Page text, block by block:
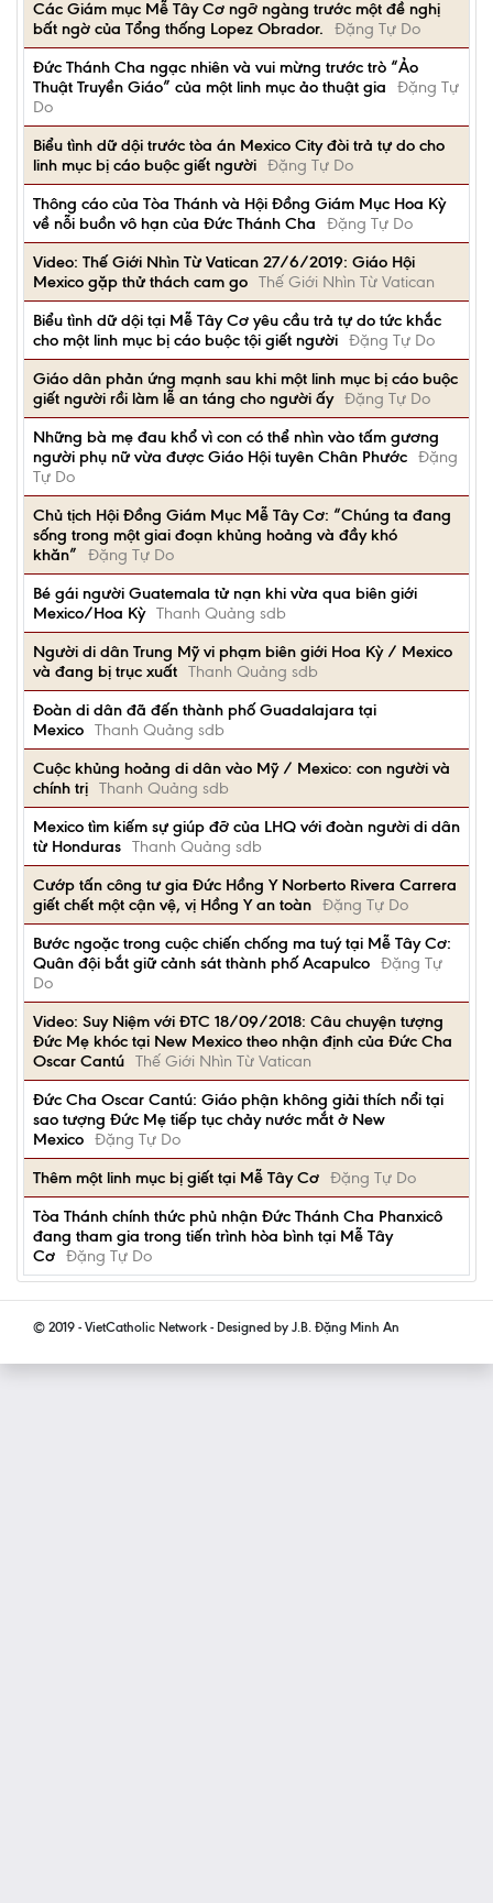
Các Giám mục Mễ Tây Cơ ngỡ ngàng trước một đề nghị
bất ngờ của Tổng thống Lopez Obrador.
Đặng Tự Do
Đức Thánh Cha ngạc nhiên và vui mừng trước trò “Ảo
Thuật Truyền Giáo” của một linh mục ảo thuật gia
Đặng Tự
Do
Biểu tình dữ dội trước tòa án Mexico City đòi trả tự do cho
linh mục bị cáo buộc giết người Đặng Tự Do
Thông cáo của Tòa Thánh và Hội Đồng Giám Mục Hoa Kỳ
về nỗi buồn vô hạn của Đức Thánh Cha
Đặng Tự Do
Video: Thế Giới Nhìn Từ Vatican 27/6/2019: Giáo Hội
Mexico gặp thử thách cam go Thế Giới Nhìn Từ Vatican
Biểu tình dữ dội tại Mễ Tây Cơ yêu cầu trả tự do tức khắc
cho một linh mục bị cáo buộc tội giết người Đặng Tự Do
Giáo dân phản ứng mạnh sau khi một linh mục bị cáo buộc
giết người rồi làm lễ an táng cho người ấy Đặng Tự Do
Những bà mẹ đau khổ vì con có thể nhìn vào tấm gương
người phụ nữ vừa được Giáo Hội tuyên Chân Phước Đặng
Tự Do
Chủ tịch Hội Đồng Giám Mục Mễ Tây Cơ: “Chúng ta đang
sống trong một giai đoạn khủng hoảng và đầy khó
khăn”
Đặng Tự Do
Bé gái người Guatemala tử nạn khi vừa qua biên giới
Mexico/Hoa Kỳ Thanh Quảng sdb
Người di dân Trung Mỹ vi phạm biên giới Hoa Kỳ / Mexico
và đang bị trục xuất Thanh Quảng sdb
Đoàn di dân đã đến thành phố Guadalajara tại
Mexico Thanh Quảng sdb
Cuộc khủng hoảng di dân vào Mỹ / Mexico: con người và
chính trị Thanh Quảng sdb
Mexico tìm kiếm sự giúp đỡ của LHQ với đoàn người di dân
từ Honduras Thanh Quảng sdb
Cướp tấn công tư gia Đức Hồng Y Norberto Rivera Carrera
giết chết một cận vệ, vị Hồng Y an toàn Đặng Tự Do
Bước ngoặc trong cuộc chiến chống ma tuý tại Mễ Tây Cơ:
Quân đội bắt giữ cảnh sát thành phố Acapulco Đặng Tự
Do
Video: Suy Niệm với ĐTC 18/09/2018: Câu chuyện tượng
Đức Mẹ khóc tại New Mexico theo nhận định của Đức Cha
Oscar Cantú Thế Giới Nhìn Từ Vatican
Đức Cha Oscar Cantú: Giáo phận không giải thích nổi tại
sao tượng Đức Mẹ tiếp tục chảy nước mắt ở New
Mexico Đặng Tự Do
Thêm một linh mục bị giết tại Mễ Tây Cơ Đặng Tự Do
Tòa Thánh chính thức phủ nhận Đức Thánh Cha Phanxicô
đang tham gia trong tiến trình hòa bình tại Mễ Tây
Cơ Đặng Tự Do
© 2019 - VietCatholic Network - Designed by J.B. Đặng Minh An